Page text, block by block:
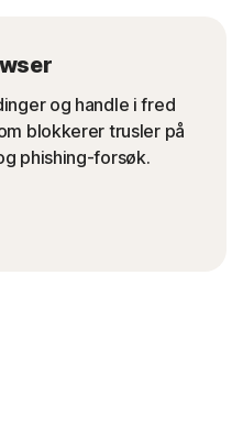
og handle i fred
blokkerer trusler på
phishing-forsøk.